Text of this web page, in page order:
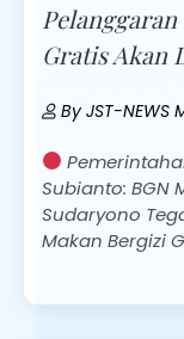
Gratis Akan
ByJST-NEWS
Subianto: BGN
Sudaryono
Makan Bergizi